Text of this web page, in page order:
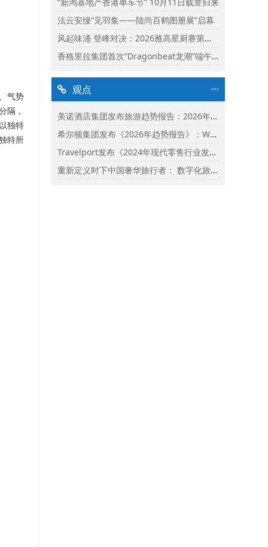
气势
隔，
独特
特所
法云安缦“见羽集——陆尚百鹤图册展”启幕
风起味涌 登峰对决：2026雅高星厨赛第二阶段启动
香格里拉集团首次“Dragonbeat龙潮”端午庆典精彩落幕
观点
美诺酒店集团发布旅游趋势报告：2026年市场保持乐观并揭示旅行者渴望联结
希尔顿集团发布《2026年趋势报告》：Whycation成为旅行新趋势
Travelport发布《2024年现代零售行业发展状况报告》
重新定义时下中国奢华旅行者： 数字化旅行与体验式奢华将成为影响2024年旅行选择的关键词